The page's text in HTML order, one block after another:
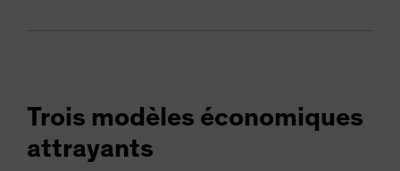
Trois modèles économiques
attrayants